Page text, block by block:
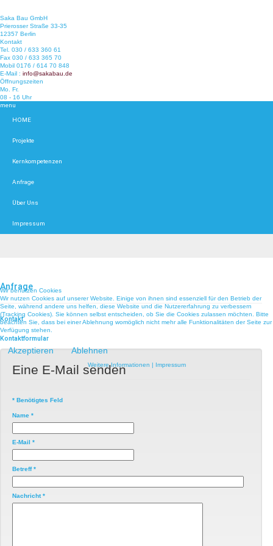
Saka Bau GmbH
Prierosser Straße 33-35
12357 Berlin
Kontakt
Tel. 030 / 633 360 61
Fax 030 / 633 365 70
Mobil 0176 / 614 70 848
E-Mail : info@sakabau.de
Öffnungszeiten
Mo. Fr.
08 - 16 Uhr
menu
HOME
Projekte
Kernkompetenzen
Anfrage
Über Uns
Impressum
Anfrage
Kontakt
Kontaktformular
Eine E-Mail senden
* Benötigtes Feld
Name *
E-Mail *
Betreff*
Nachricht*
Wir benutzen Cookies
Wir nutzen Cookies auf unserer Website. Einige von ihnen sind essenziell für den Betrieb der
Seite, während andere uns helfen, diese Website und die Nutzererfahrung zu verbessern
(Tracking Cookies). Sie können selbst entscheiden, ob Sie die Cookies zulassen möchten. Bitte
beachten Sie, dass bei einer Ablehnung womöglich nicht mehr alle Funktionalitäten der Seite zur
Verfügung stehen.
Akzeptieren Ablehnen
Weitere Informationen | Impressum